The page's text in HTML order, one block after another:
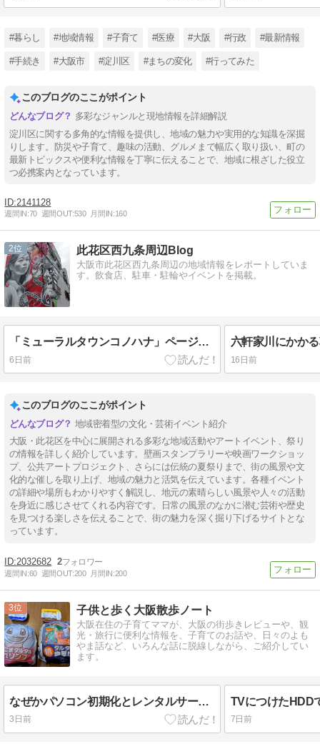
#暮らし #地域情報 #子育て #医療 #大阪 #行政 #最新情報
#手続き #大阪市 #淀川区 #まちの変化 #行ってみた
このブログのここがポイント
多彩なジャンルと現地情報を詳細解説
淀川区に関する多角的な情報を提供し、地域の魅力や実用的な知識を深掘
りします。防災や子育て、趣味の活動、グルメまで幅広く取り扱い、町の
最新トピックスや便利な情報を丁寧に伝えることで、地域に根ざした役立
つ必携案内となっています。
2141128
週間IN:70 週間OUT:530 月間IN:160
2 此花区西九条周辺Blog
大阪市此花区西九条周辺の地域情報をレポートしていま
す。飲食店、駐車・駐輪やイベントを掲載。
「ミューラルタウンコノハナ」ページに新スポットの写真を追加しました（8月版）
6日前 16日前
このブログのここがポイント
地域密着型の文化・芸術イベント紹介
大阪・此花区を中心に展開される多彩な地域活動やアートイベント、祭り
の情報を詳しく紹介しています。壁画スタンプラリーや映画ワークショッ
プ、公共アートプロジェクト、さらには伝統の夏祭りまで、街の風景や文
化的な催しを取り上げ、地域の魅力と活気を伝えています。各種イベント
の詳細や場所もわかりやすく解説し、地元の素晴らしい風景や人々の活動
を身近に感じさせてくれる内容です。日常の風景のなかに潜む芸術や歴史
を見つける楽しさを伝えることで、街の魅力を深く掘り下げるサイトとな
っています。
2032682 2
週間IN:60 週間OUT:200 月間IN:200
3 子供と歩く大阪散歩ノート
大阪在住の子育てママが、大阪の街歩きレビューや、観
光・旅行に便利な情報を、子育てのお話や、日々のよも
やま話など、いろんな話に脱線しながら、ご紹介してい
ます。
なぜかパソコン初期化とレンタルサーバー初期化トラブルが同時期に発生
3日前 7日前